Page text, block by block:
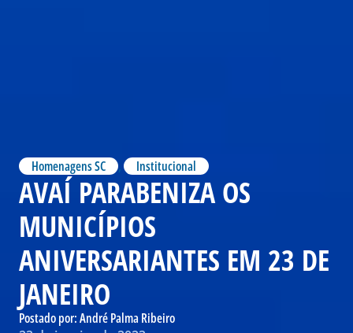
Homenagens SC , Institucional
AVAÍ PARABENIZA OS
MUNICÍPIOS
ANIVERSARIANTES EM 23 DE
JANEIRO
Postado por:André Palma Ribeiro